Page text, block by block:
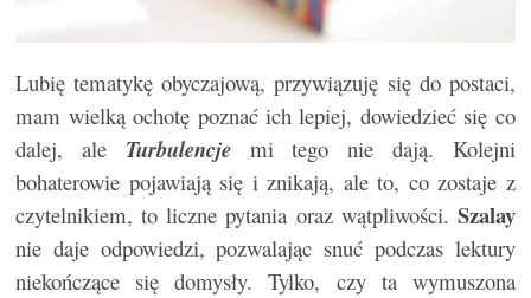
Lubię tematykę obyczajową, przywiązuję się do postaci,
mam wielką ochotę poznać ich lepiej, dowiedzieć się co
dalej, ale Turbulencjemi tego nie dają. Kolejni
bohaterowie pojawiają się i znikają, ale to, co zostaje z
czytelnikiem, to liczne pytania oraz wątpliwości. Szalay
nie daje odpowiedzi, pozwalając snuć podczas lektury
niekończące się domysły. Tylko, czy ta wymuszona